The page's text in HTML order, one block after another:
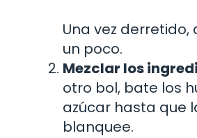
Una vez
un poco.
Mezclar los
otro bol, bate los
azúcar hasta que
blanquee.